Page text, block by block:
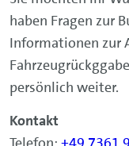
haben Fragen zur
Informationen zur
persönlich weiter.
Kontakt